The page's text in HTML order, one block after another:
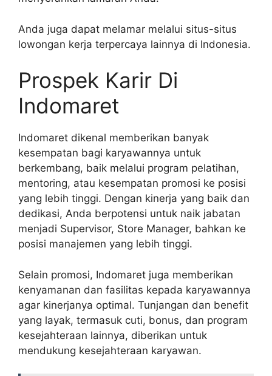
Anda juga dapat melamar melalui situs-situs
lowongan kerja terpercaya lainnya di Indonesia.
Prospek Karir Di
Indomaret
Indomaret dikenal memberikan banyak
kesempatan bagi karyawannya untuk
berkembang, baik melalui program pelatihan,
mentoring, atau kesempatan promosi ke posisi
yang lebih tinggi. Dengan kinerja yang baik dan
dedikasi, Anda berpotensi untuk naik jabatan
menjadi Supervisor, Store Manager, bahkan ke
posisi manajemen yang lebih tinggi.
Selain promosi, Indomaret juga memberikan
kenyamanan dan fasilitas kepada karyawannya
agar kinerjanya optimal. Tunjangan dan benefit
yang layak, termasuk cuti, bonus, dan program
kesejahteraan lainnya, diberikan untuk
mendukung kesejahteraan karyawan.